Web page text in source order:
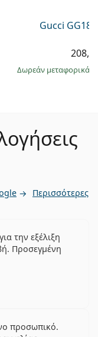
Gucci
Δωρεάν μεταφορικά
Περισσότερες
την εξέλιξη
Προσεγμένη
προσωπικό.